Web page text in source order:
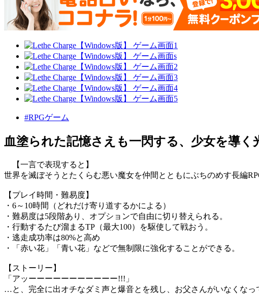
#RPGゲーム
血塗られた記憶さえも一閃する、少女を導く
【一言で表現すると】
世界を滅ぼそうとたくらむ悪い魔女を仲間とともにぶちのめす長編
【プレイ時間・難易度】
・6～10時間（どれだけ寄り道するかによる）
・難易度は5段階あり、オプションで自由に切り替えられる。
・行動するたび溜まるTP（最大100）を駆使して戦おう。
・逃走成功率は80%と高め
・「赤い花」「青い花」などで無制限に強化することができる。
【ストーリー】
「アッーーーーーーーーーーー!!!」
…と、完全に出オチなダミ声と爆音とを残し、お父さんがいなくな